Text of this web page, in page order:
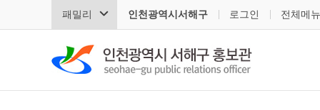
패밀리 인천광역시서해구 로그인 전체메뉴